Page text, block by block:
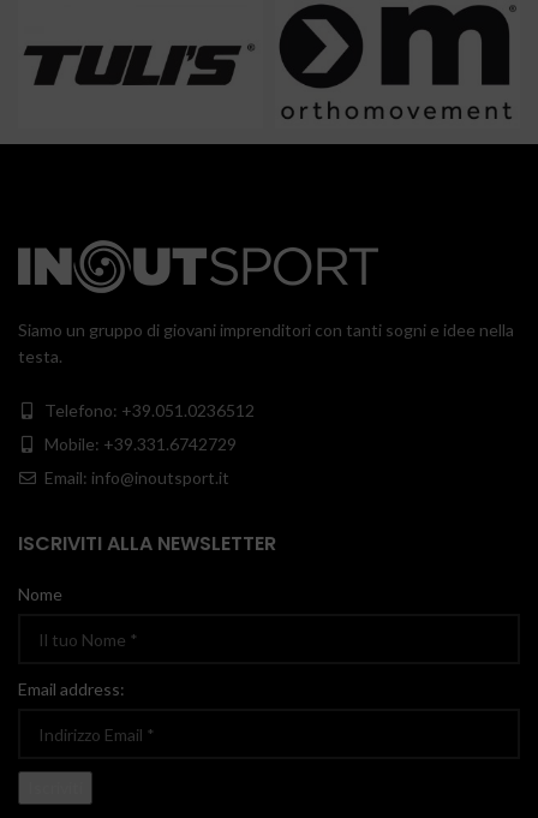
Siamo un gruppo di giovani imprenditori con tanti sogni e idee nella
testa.
Telefono: +39.051.0236512
Mobile: +39.331.6742729
Email: info@inoutsport.it
ISCRIVITI ALLA NEWSLETTER
Nome
Email address: